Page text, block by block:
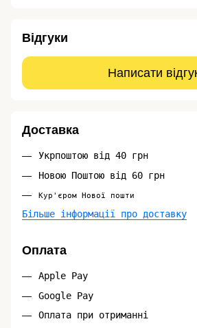
Відгуки
Написати
Доставка
Укрпоштою від 40 грн
Новою Поштою від 60 грн
Кур'єром Нової пошти
Більше інформації про доставку
Оплата
Apple Pay
Google Pay
Оплата при отриманні